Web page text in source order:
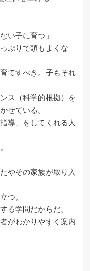
い子に育つ」
ぷりで頭もよくな
てすべき。子もそれ
ス（科学的根拠）を
せている。
導」をしてくれる人
やその家族が取り入
つ。
る学問だからだ。
がわかりやすく案内